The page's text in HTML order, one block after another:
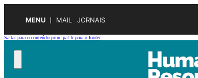
MENU MAIL JORNAIS
Saltar para o conteúdo principal Ir para o footer